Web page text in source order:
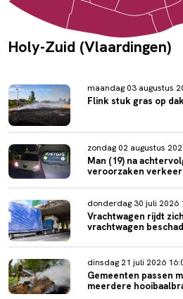
Holy-Zuid (Vlaardingen)
maandag 03 augustus
Flink stuk gras op
zondag 02 augustus
Man (19) na
veroorzaken
donderdag 30 juli 2026
Vrachtwagen rijdt
vrachtwagen
dinsdag 21 juli 2026
Gemeenten passen
meerdere